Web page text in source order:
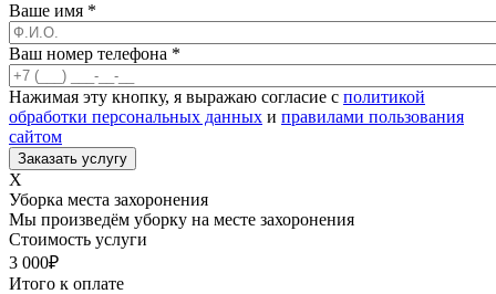
Ваше имя *
Ваш номер телефона *
Нажимая эту кнопку, я выражаю согласие с политикой
обработки персональных данных и правилами пользования
сайтом
X
Уборка места захоронения
Мы произведём уборку на месте захоронения
Стоимость услуги
3 000₽
Итого к оплате